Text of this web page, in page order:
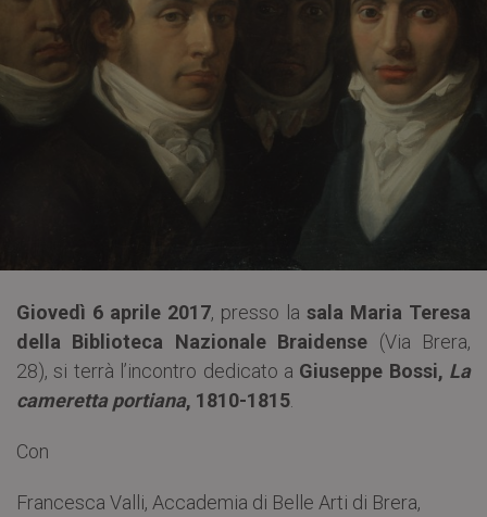
Giovedì 6 aprile 2017, presso la sala Maria Teresa
della Biblioteca Nazionale Braidense (Via Brera,
28), si terrà l’incontro dedicato a Giuseppe Bossi, La
cameretta portiana, 1810-1815
Con
Francesca Valli, Accademia di Belle Arti di Brera,